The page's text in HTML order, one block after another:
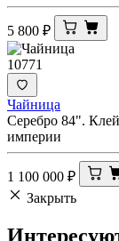
5 800 ₽
10771
Чайница
Серебро 84".
империи
1 100 000 ₽
Закрыть